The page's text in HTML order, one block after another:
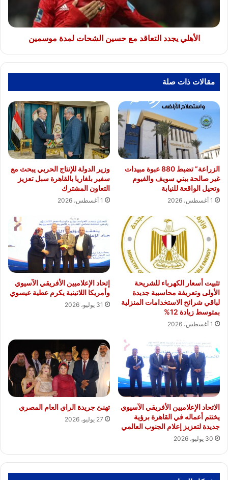
الأهلي يجدد التعاقد مع حسين الشحات لمدة موسمين
مقالات ذات صلة
الزراعة” تضبط 880 عبوة مبيدات
غير صالحة ببني سويف والفيوم
وتحيل الواقعة للنيابة
1 أغسطس، 2026
وزير الدولة للإنتاج الحربي يبحث مع
سفير بلغاريا بالقاهرة سبل تعزيز
التعاون المشترك
1 أغسطس، 2026
تثبيت أسعار الكهرباء للشريحة
الأولى وتعريفة محاسبية جديدة
لباقي شرائح الاستخدامات المنزلية
بمتوسط زيادة 12%
1 أغسطس، 2026
إتحاد الإعلاميين الأفريقي الآسيوي
وأمريكا اللاتينية يكرم عطية عيسوي
31 يوليو، 2026
الاتحاد الإعلاميين الأفريقي الآسيوي
يختتم أعماله في القاهرة برؤية
جديدة لتعزيز إعلام الجنوب العالمي
30 يوليو، 2026
تهنئ جريدة الراي العام المصري
27 يوليو، 2026